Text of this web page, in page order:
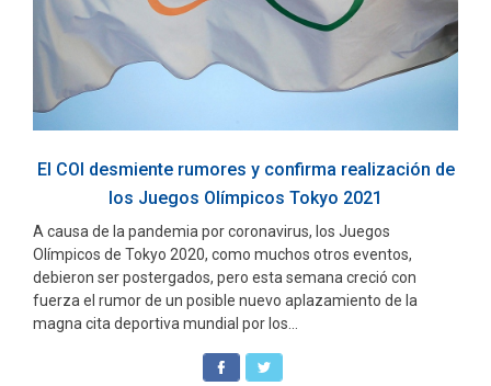
El COI desmiente rumores y confirma realización de
los Juegos Olímpicos Tokyo 2021
A causa de la pandemia por coronavirus, los Juegos
Olímpicos de Tokyo 2020, como muchos otros eventos,
debieron ser postergados, pero esta semana creció con
fuerza el rumor de un posible nuevo aplazamiento de la
magna cita deportiva mundial por los...